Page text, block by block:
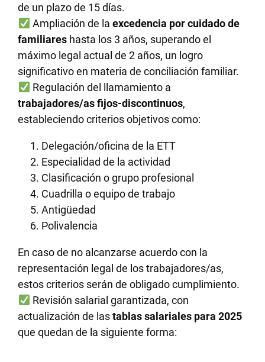
de un plazo de 15 días.
Ampliación de la excedencia por cuidado de
familiares hasta los 3 años, superando el
máximo legal actual de 2 años, un logro
significativo en materia de conciliación familiar.
Regulación del llamamiento a
trabajadores/as fijos-discontinuos,
estableciendo criterios objetivos como:
Delegación/oficina de la ETT
Especialidad de la actividad
Clasificación o grupo profesional
Cuadrilla o equipo de trabajo
Antigüedad
Polivalencia
En caso de no alcanzarse acuerdo con la
representación legal de los trabajadores/as,
estos criterios serán de obligado cumplimiento.
Revisión salarial garantizada, con
actualización de lastablas salariales para 2025
que quedan de la siguiente forma: